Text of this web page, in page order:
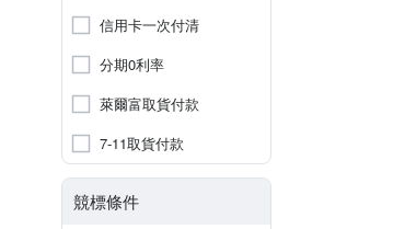
信用卡一次付清
分期0利率
萊爾富取貨付款
7-11取貨付款
競標條件